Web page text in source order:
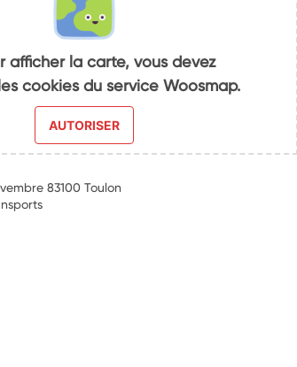
afficher la carte, vous devez
cookies du service Woosmap.
AUTORISER
83100 Toulon